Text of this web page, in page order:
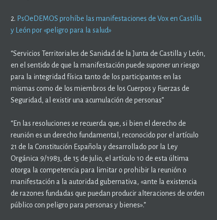
2. PsOeDEMOS prohíbe las manifestaciones de Vox en Castilla
y León por «peligro para la salud»
“Servicios Territoriales de Sanidad de la Junta de Castilla y León,
en el sentido de que la manifestación puede suponer un riesgo
para la integridad física tanto de los participantes en las
mismas como de los miembros de los Cuerpos y Fuerzas de
Seguridad, al existir una acumulación de personas”
“En las resoluciones se recuerda que, si bien el derecho de
reunión es un derecho fundamental, reconocido por el artículo
21 de la Constitución Española y desarrollado por la Ley
Orgánica 9/1983, de 15 de julio, el artículo 10 de esta última
otorga la competencia para limitar o prohibir la reunión o
manifestación a la autoridad gubernativa, «ante la existencia
de razones fundadas que puedan producir alteraciones de orden
público con peligro para personas y bienes».”